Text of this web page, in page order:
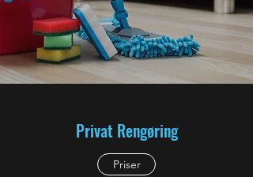
Privat Rengøring
Priser